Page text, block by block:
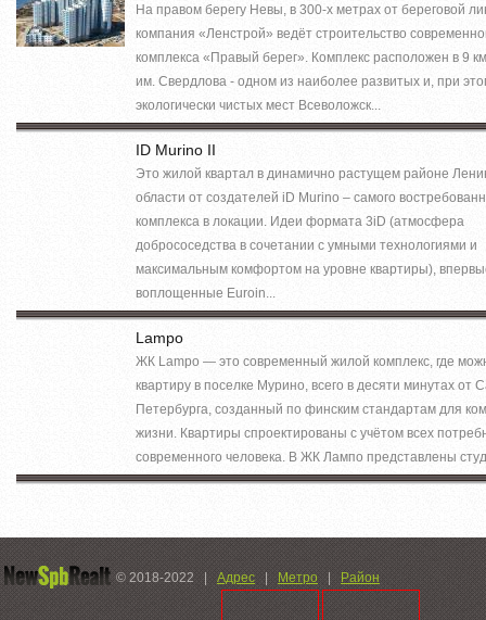
На правом берегу Невы, в 300-х метрах от береговой
компания «Ленстрой» ведёт строительство
комплекса «Правый берег». Комплекс расположен в 9
им. Свердлова - одном из наиболее развитых и, при
экологически чистых мест Всеволожск...
ID Murino II
Это жилой квартал в динамично растущем районе
области от создателей iD Murino – самого
комплекса в локации. Идеи формата 3iD (атмосфера
добрососедства в сочетании с умными технологиями и
максимальным комфортом на уровне квартиры),
воплощенные Euroin...
Lampo
ЖК Lampo — это современный жилой комплекс, где
квартиру в поселке Мурино, всего в десяти минутах от
Петербурга, созданный по финским стандартам для
жизни. Квартиры спроектированы с учётом всех
современного человека. В ЖК Лампо представлены
© 2018-2022 | Адрес | Метро | Район